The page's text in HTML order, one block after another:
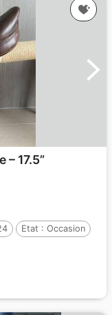
17.5”
Etat : Occasion